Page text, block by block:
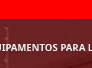
PARA